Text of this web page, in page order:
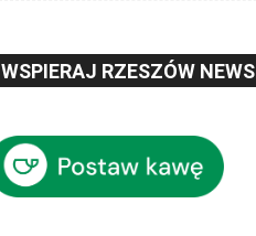
WSPIERAJ RZESZÓW NEWS